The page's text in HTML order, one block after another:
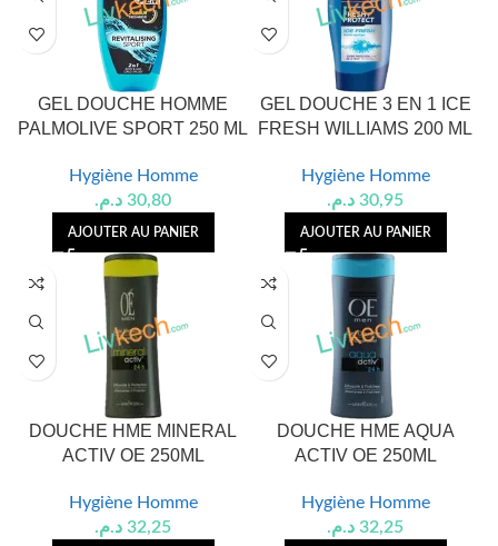
GEL DOUCHE HOMME
PALMOLIVE SPORT 250 ML
Hygiène Homme
30,80 د.م.
AJOUTER AU PANIER
GEL DOUCHE 3 EN 1 ICE
FRESH WILLIAMS 200 ML
Hygiène Homme
30,95 د.م.
AJOUTER AU PANIER
DOUCHE HME MINERAL
ACTIV OE 250ML
Hygiène Homme
32,25 د.م.
DOUCHE HME AQUA
ACTIV OE 250ML
Hygiène Homme
32,25 د.م.